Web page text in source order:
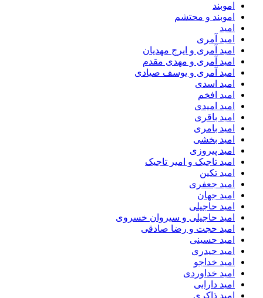
اموبند
اموبند و محتشم
امید
امید آمری
امید آمری و ایرج مهدیان
امید آمری و مهدی مقدم
امید آمری و یوسف صیادی
امید اسدی
امید افخم
امید امیدی
امید باقری
امید بامری
امید بخشی
امید پیروزی
امید تاجیک و امیر تاجیک
امید تکین
امید جعفری
امید جهان
امید حاجیلی
امید حاجیلی و سیروان خسروی
امید حجت و رضا صادقی
امید حسینی
امید حیدری
امید خداجو
امید خداوردی
امید دارابی
امید ذاکری